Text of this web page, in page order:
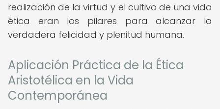
realización de la virtud y el cultivo de una vida
ética eran los pilares para alcanzar la
verdadera felicidad y plenitud humana.
Aplicación Práctica de la Ética
Aristotélica en la Vida
Contemporánea